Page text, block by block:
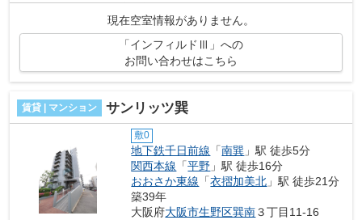
☆景色を眺めることには心を癒す効果があり...
現在空室情報がありません。
「インフィルドⅢ」への
お問い合わせはこちら
賃貸 | マンション サンリッツ巽
敷0
地下鉄千日前線 「南巽 」駅 徒歩5分
関西本線 「平野 」駅 徒歩16分
おおさか東線 「衣摺加美北 」駅 徒歩21分
築39年
大阪府大阪市生野区巽南３丁目11-16